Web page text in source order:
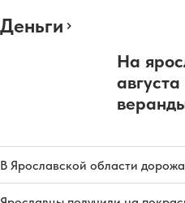
Деньги
На
В Ярославской области